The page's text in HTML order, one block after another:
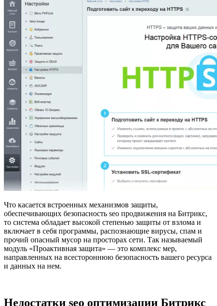
Что касается встроенных механизмов защиты,
обеспечивающих безопасность seo продвижения на Битрикс,
то система обладает высокой степенью защиты от взлома и
включает в себя программы, распознающие вирусы, спам и
прочий опасный мусор на просторах сети. Так называемый
модуль «Проактивная защита» — это комплекс мер,
направленных на всестороннюю безопасность вашего ресурса
и данных на нем.
Недостатки seo оптимизации Битрикс